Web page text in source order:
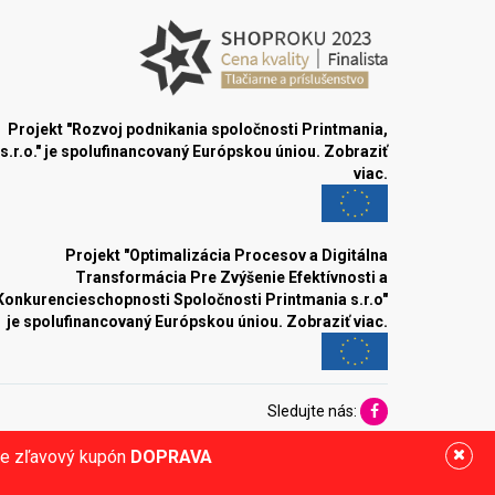
zľavový kupón DOPRAVA
Projekt "Rozvoj podnikania spoločnosti Printmania,
s.r.o." je spolufinancovaný Európskou úniou. Zobraziť
viac.
Projekt "Optimalizácia Procesov a Digitálna
Transformácia Pre Zvýšenie Efektívnosti a
Spoločnosti Printmania s.r.o"
je spolufinancovaný Európskou úniou. Zobraziť viac.
Sledujte nás: